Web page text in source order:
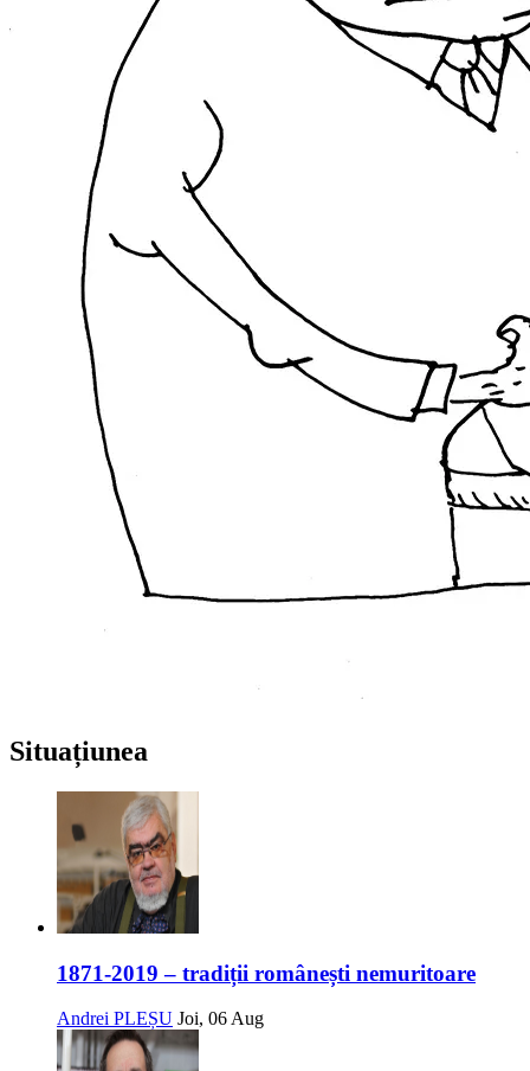
Situațiunea
1871-2019 – tradiții românești nemuritoare
Andrei PLEȘU Joi, 06 Aug